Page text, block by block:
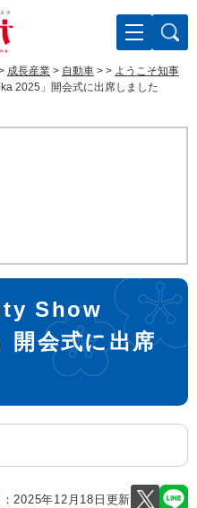
成長産業 > 自動車 > > ようこそ知事
2025」開会式に出席しました
Show
会式に出席
2025年12月18日更新